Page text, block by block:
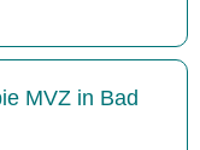
MVZ in Bad